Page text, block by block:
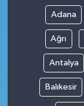
Adana
Ağrı
Antalya
Balıkesir